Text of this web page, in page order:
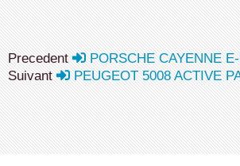
Precedent
PORSCHE CAYENNE
Suivant
PEUGEOT 5008 ACTIVE